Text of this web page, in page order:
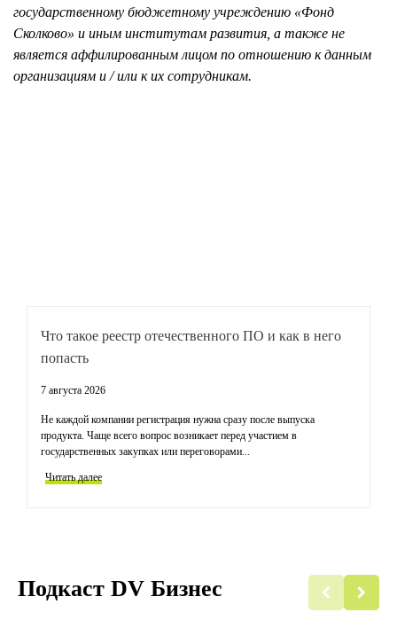
государственному бюджетному учреждению «Фонд
Сколково» и иным институтам развития, а также не
является аффилированным лицом по отношению к данным
организациям и / или к их сотрудникам.
Что такое реестр отечественного ПО и как в него
попасть
7 августа 2026
Не каждой компании регистрация нужна сразу после выпуска
продукта. Чаще всего вопрос возникает перед участием в
государственных закупках или переговорами...
Читать далее
Подкаст DV Бизнес